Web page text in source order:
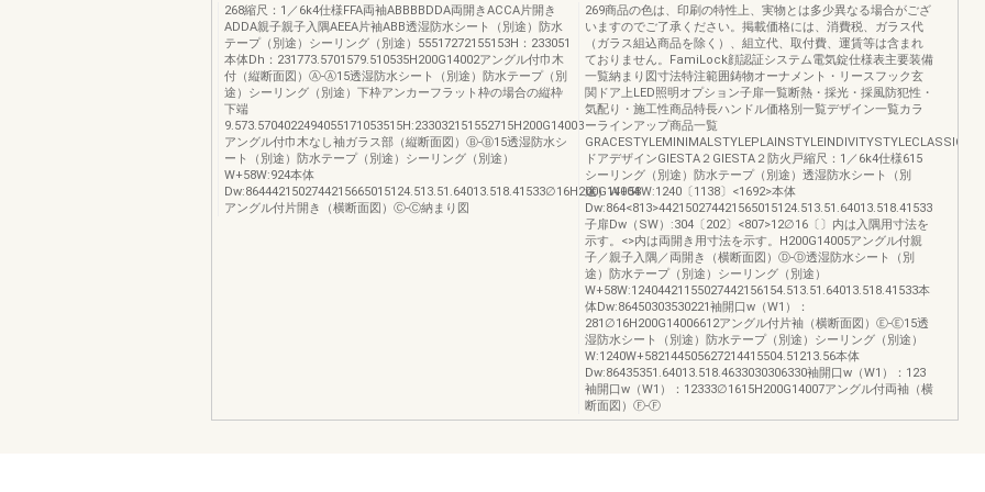
268縮尺：1／6k4仕様FFA両袖ABBBBDDA両開きACCA片開き
ADDA親子親子入隅AEEA片袖ABB透湿防水シート（別途）防水
テープ（別途）シーリング（別途）55517272155153H：233051
本体Dh：231773.5701579.510535H200G14002アングル付巾木
付（縦断面図）Ⓐ-Ⓐ15透湿防水シート（別途）防水テープ（別
途）シーリング（別途）下枠アンカーフラット枠の場合の縦枠
下端
9.573.5704022494055171053515H:233032151552715H200G14003
アングル付巾木なし袖ガラス部（縦断面図）Ⓑ-Ⓑ15透湿防水シ
ート（別途）防水テープ（別途）シーリング（別途）
W+58W:924本体
Dw:8644421502744215665015124.513.51.64013.518.41533∅16H200G14004
アングル付片開き（横断面図）Ⓒ-Ⓒ納まり図
269商品の色は、印刷の特性上、実物とは多少異なる場合がござ
いますのでご了承ください。掲載価格には、消費税、ガラス代
（ガラス組込商品を除く）、組立代、取付費、運賃等は含まれ
ておりません。FamiLock顔認証システム電気錠仕様表主要装備
一覧納まり図寸法特注範囲鋳物オーナメント・リースフック玄
関ドア上LED照明オプション子扉一覧断熱・採光・採風防犯性・
気配り・施工性商品特長ハンドル価格別一覧デザイン一覧カラ
ーラインアップ商品一覧
ドアデザインGIESTA２GIESTA２防火戸縮尺：1／6k4仕様615
シーリング（別途）防水テープ（別途）透湿防水シート（別
途）W+58W:1240〔1138〕<1692>本体
Dw:864<813>442150274421565015124.513.51.64013.518.41533
子扉Dw（SW）:304〔202〕<807>12∅16〔〕内は入隅用寸法を
示す。<>内は両開き用寸法を示す。H200G14005アングル付親
子／親子入隅／両開き（横断面図）Ⓓ-Ⓓ透湿防水シート（別
途）防水テープ（別途）シーリング（別途）
W+58W:12404421155027442156154.513.51.64013.518.41533本
体Dw:86450303530221袖開口w（W1）：
281∅16H200G14006612アングル付片袖（横断面図）Ⓔ-Ⓔ15透
湿防水シート（別途）防水テープ（別途）シーリング（別途）
W:1240W+582144505627214415504.51213.56本体
Dw:86435351.64013.518.4633030306330袖開口w（W1）：123
袖開口w（W1）：12333∅1615H200G14007アングル付両袖（横
断面図）Ⓕ-Ⓕ